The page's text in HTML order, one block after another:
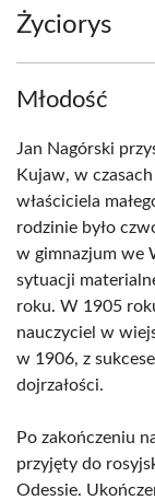
Życiorys
Młodość
Jan Nagórski
Kujaw, w
właściciela
rodzinie było
w gimnazjum we
sytuacji
roku. W 1905
nauczyciel w
w 1906, z
dojrzałości.
Po zakończeniu
przyjęty do
Odessie.